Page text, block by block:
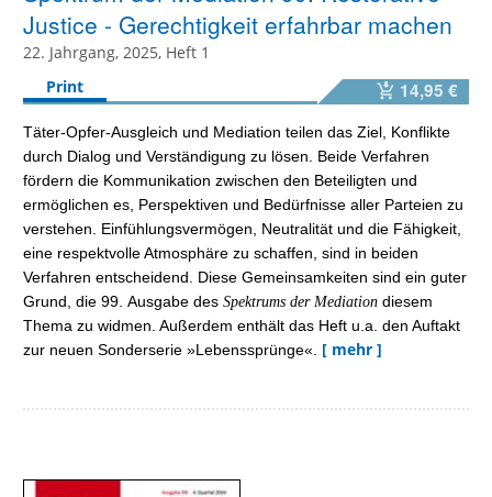
Justice - Gerechtigkeit erfahrbar machen
22. Jahrgang, 2025, Heft 1
Print
14,95 €
Täter-Opfer-Ausgleich und Mediation teilen das Ziel, Konflikte
durch Dialog und Verständigung zu lösen. Beide Verfahren
fördern die Kommunikation zwischen den Beteiligten und
ermöglichen es, Perspektiven und Bedürfnisse aller Parteien zu
verstehen. Einfühlungsvermögen, Neutralität und die Fähigkeit,
eine respektvolle Atmosphäre zu schaffen, sind in beiden
Verfahren entscheidend. Diese Gemeinsamkeiten sind ein guter
Grund, die 99. Ausgabe des Spektrums der Mediation diesem
Thema zu widmen. Außerdem enthält das Heft u.a. den Auftakt
zur neuen Sonderserie »Lebenssprünge«. [ mehr ]